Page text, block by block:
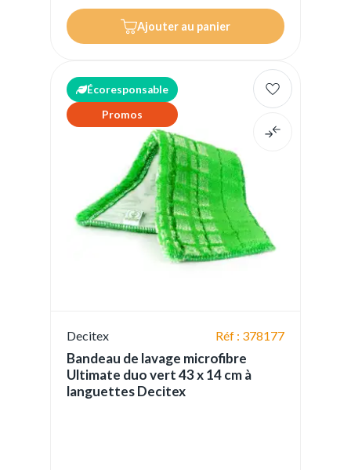
Ajouter au panier
Écoresponsable
Promos
Decitex Réf : 378177
Bandeau de lavage microfibre
Ultimate duo vert 43 x 14 cm à
languettes Decitex